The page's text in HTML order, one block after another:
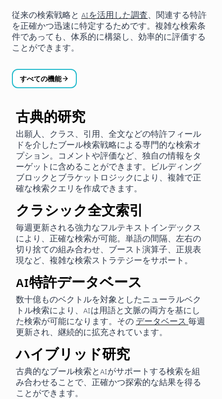
従来の検索戦略と AIを活用した調査、関連する特許
を正確かつ迅速に特定するためです。複雑な検索条
件であっても、体系的に構築し、効率的に評価する
ことができます。
すべての機能
古典的研究
出願人、クラス、引用、全文などの特許フィール
ドを介したブール検索戦略による専門的な検索オ
プション。コメントや評価など、独自の情報をタ
ーゲットに含めることができます。ビルディング
ブロックとブラケットロジックにより、複雑で正
確な検索クエリを作成できます。
クラシック全文索引
毎週更新される強力なフルテキストインデックス
により、正確な検索が可能。単語の間隔、左右の
切り捨ての組み合わせ、ブースト演算子、正規表
現など、複雑な検索ストラテジーをサポート。
AI特許データベース
数十億ものベクトルを対象としたニューラルベク
トル検索により、AIは用語と文脈の両方を基にし
た検索が可能になります。その データベース 毎週
更新され、継続的に拡充されています。
ハイブリッド研究
古典的なブール検索とAIがサポートする検索を組
み合わせることで、正確かつ探索的な結果を得る
ことができます。